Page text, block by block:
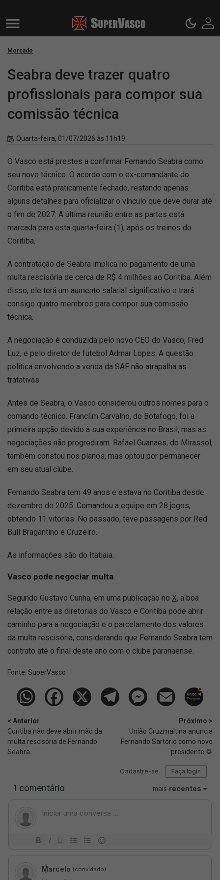
Mercado
Seabra deve trazer quatro
profissionais para compor sua
comissão técnica
Quarta-feira, 01/07/2026 às 11h19
O Vasco está prestes a confirmar Fernando Seabra como
seu novo técnico. O acordo com o ex-comandante do
Coritiba está praticamente fechado, restando apenas
alguns detalhes para oficializar o vínculo que deve durar até
o fim de 2027. A última reunião entre as partes está
marcada para esta quarta-feira (1), após os treinos do
Coritiba.
A contratação de Seabra implica no pagamento de uma
multa rescisória de cerca de R$ 4 milhões ao Coritiba. Além
disso, ele terá um aumento salarial significativo e trará
consigo quatro membros para compor sua comissão
técnica.
A negociação é conduzida pelo novo CEO do Vasco, Fred
Luz, e pelo diretor de futebol Admar Lopes. A questão
política envolvendo a venda da SAF não atrapalha as
tratativas.
Antes de Seabra, o Vasco considerou outros nomes para o
comando técnico. Franclim Carvalho, do Botafogo, foi a
primeira opção devido à sua experiência no Brasil, mas as
negociações não progrediram. Rafael Guanaes, do Mirassol,
também constou nos planos, mas optou por permanecer
em seu atual clube.
Fernando Seabra tem 49 anos e estava no Coritiba desde
dezembro de 2025. Comandou a equipe em 28 jogos,
obtendo 11 vitórias. No passado, teve passagens por Red
Bull Bragantino e Cruzeiro.
As informações são do Itatiaia.
Vasco pode negociar multa
Segundo Gustavo Cunha, em uma publicação no X, a boa
relação entre as diretorias do Vasco e Coritiba pode abrir
caminho para a negociação e o parcelamento dos valores
da multa rescisória, considerando que Fernando Seabra tem
contrato até o final deste ano com o clube paranaense.
Fonte: SuperVasco‎‎‎‎‎‎
< Anterior
Coritiba não deve abrir mão da
multa rescisória de Fernando
Seabra
Próximo >
União Cruzmaltina anuncia
Fernando Sartório como novo
presidente 🥁